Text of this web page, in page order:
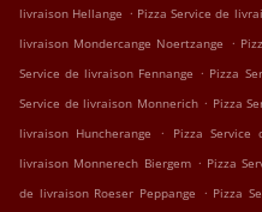
livraison Hellange . Pizza Service de
livraison Mondercange Noertzange .
Service de livraison Fennange . Pizza
Service de livraison Monnerich . Pizza
livraison Huncherange
. Pizza Service
livraison Monnerech Biergem . Pizza
de livraison Roeser Peppange . Pizza